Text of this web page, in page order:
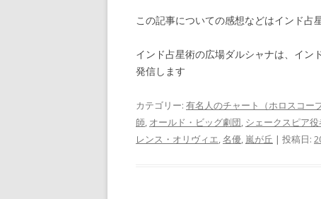
この記事についての感想などはインド
インド占星術の広場ダルシャナは、イン
発信します
カテゴリー: 有名人のチャート（ホロスコープ
師 オールド・ビッグ劇団 シェークスピア
レンス・オリヴィエ 名優 嵐が丘 | 投稿日: